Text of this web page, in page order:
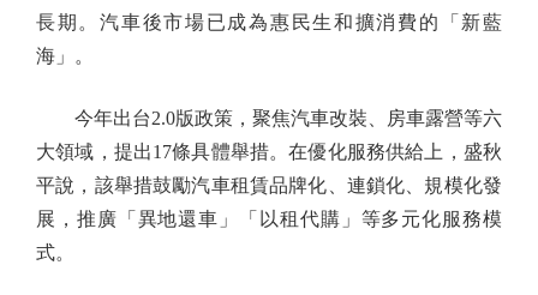
長期。汽車後市場已成為惠民生和擴消費的「新藍
海」。
今年出台2.0版政策，聚焦汽車改裝、房車露營等六
大領域，提出17條具體舉措。在優化服務供給上，盛秋
平說，該舉措鼓勵汽車租賃品牌化、連鎖化、規模化發
展，推廣「異地還車」「以租代購」等多元化服務模
式。